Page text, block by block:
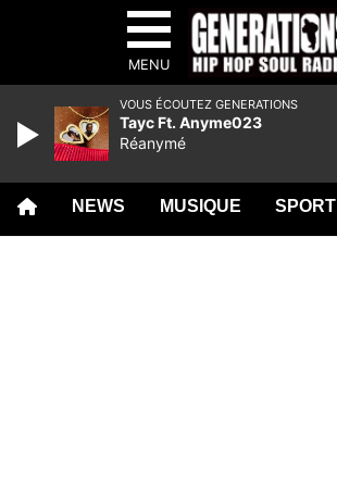
MENU
NEWS MUSIQUE SPORT
VOUS ÉCOUTEZ GENERATIONS
Tayc Ft. Anyme023
Réanymé